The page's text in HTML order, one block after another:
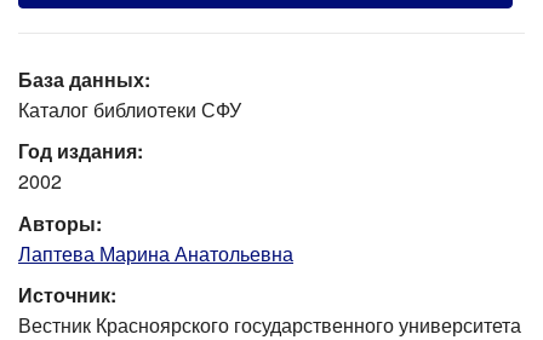
База данных:
Каталог библиотеки СФУ
Год издания:
2002
Авторы:
Лаптева Марина Анатольевна
Источник:
Вестник Красноярского государственного университета